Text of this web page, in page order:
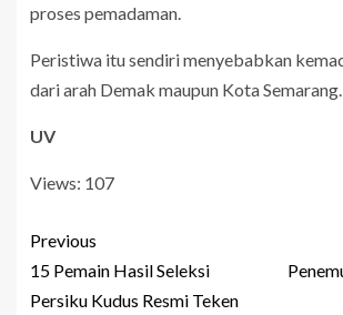
proses pemadaman.
Peristiwa itu sendiri menyebabkan
dari arah Demak maupun Kota Semarang.
UV
Views: 107
Previous
15 Pemain Hasil Seleksi
Persiku Kudus Resmi Teken